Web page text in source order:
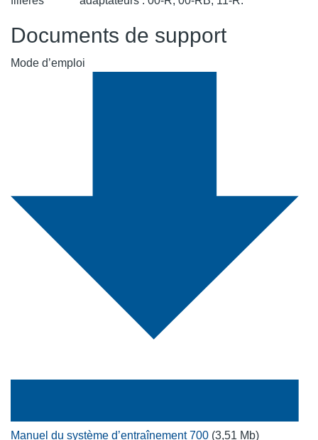
Documents de support
Mode d’emploi
Manuel du système d’entraînement 700 (3,51 Mb)